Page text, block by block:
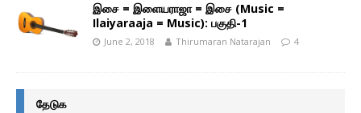
இசை = இளையராஜா = இசை (Music =
Ilaiyaraaja = Music): பகுதி-1
June 2, 2018 Thirumaran Natarajan 4
தேடுக